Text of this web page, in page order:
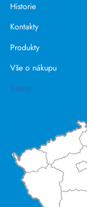
Historie
Kontakty
Produkty
Vše o nákupu
Eshop